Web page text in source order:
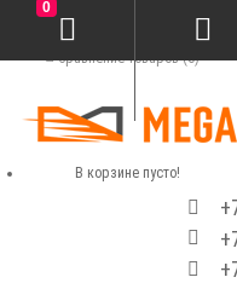
Сравнение товаров (0)
0
В корзине пусто!